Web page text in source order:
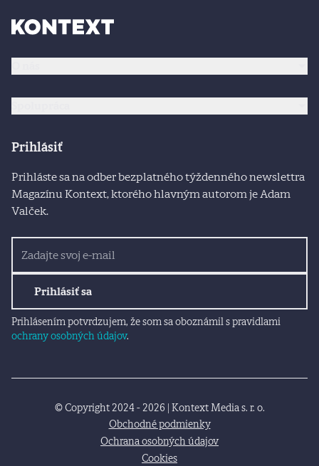
Prihlásiť
Prihláste sa na odber bezplatného týždenného newslettra
Magazínu Kontext, ktorého hlavným autorom je Adam
Valček.
Prihlásiť sa
Prihlásením potvrdzujem, že som sa oboznámil s pravidlami
ochrany osobných údajov.
© Copyright 2024 - 2026 | Kontext Media s. r. o.
Obchodné podmienky
Ochrana osobných údajov
Cookies